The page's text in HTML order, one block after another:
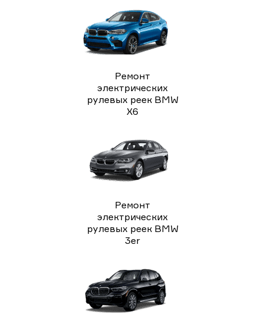
Ремонт
электрических
рулевых реек BMW
X6
Ремонт
электрических
рулевых реек BMW
3er